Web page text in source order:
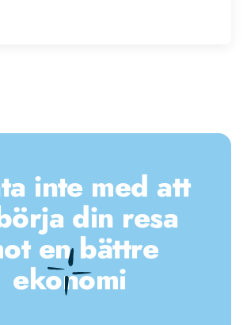
inte med att
din resa
en bättre
ekonomi